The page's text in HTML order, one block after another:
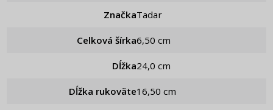
Značka Tadar
Celková šírka 6,50 cm
Dĺžka 24,0 cm
Dĺžka rukoväte 16,50 cm